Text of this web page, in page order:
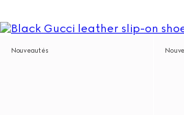
Nouveautés